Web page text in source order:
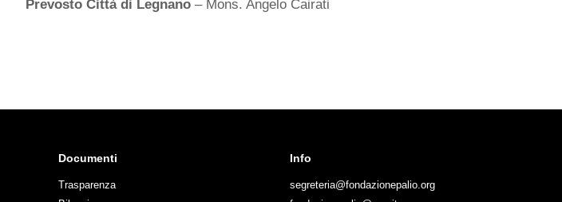
Prevosto Città di Legnano – Mons. Angelo Cairati
Documenti
Trasparenza
Info
segreteria@fondazionepalio.org